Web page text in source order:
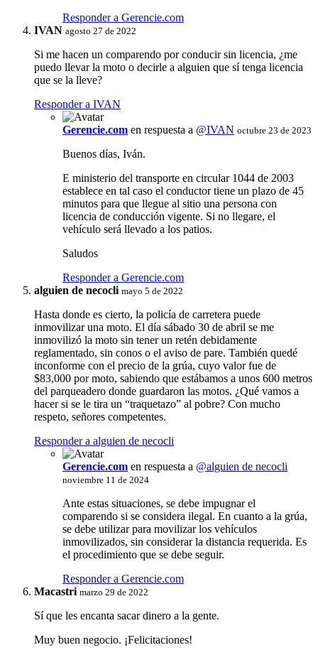
Responder a Gerencie.com
IVAN agosto 27 de 2022
Si me hacen un comparendo por conducir sin licencia, ¿me
puedo llevar la moto o decirle a alguien que sí tenga licencia
que se la lleve?
Responder a IVAN
Gerencie.com en respuesta a @IVAN octubre 23 de 2023
Buenos días, Iván.
E ministerio del transporte en circular 1044 de 2003
establece en tal caso el conductor tiene un plazo de 45
minutos para que llegue al sitio una persona con
licencia de conducción vigente. Si no llegare, el
vehículo será llevado a los patios.
Saludos
Responder a Gerencie.com
alguien de necocli mayo 5 de 2022
Hasta donde es cierto, la policía de carretera puede
inmovilizar una moto. El día sábado 30 de abril se me
inmovilizó la moto sin tener un retén debidamente
reglamentado, sin conos o el aviso de pare. También quedé
inconforme con el precio de la grúa, cuyo valor fue de
$83,000 por moto, sabiendo que estábamos a unos 600 metros
del parqueadero donde guardaron las motos. ¿Qué vamos a
hacer si se le tira un “traquetazo” al pobre? Con mucho
respeto, señores competentes.
Responder a alguien de necocli
Gerencie.com en respuesta a @alguien de necocli
noviembre 11 de 2024
Ante estas situaciones, se debe impugnar el
comparendo si se considera ilegal. En cuanto a la grúa,
se debe utilizar para movilizar los vehículos
inmovilizados, sin considerar la distancia requerida. Es
el procedimiento que se debe seguir.
Responder a Gerencie.com
Macastri marzo 29 de 2022
Sí que les encanta sacar dinero a la gente.
Muy buen negocio. ¡Felicitaciones!